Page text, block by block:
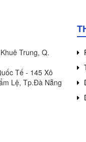
Trung, Q.
Tế - 145 Xô
Lệ, Tp.Đà Nẵng